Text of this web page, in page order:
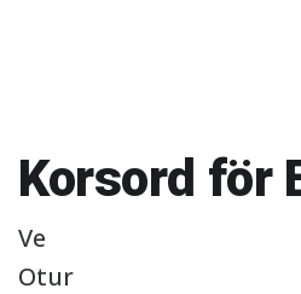
Korsord för
Ve
Otur